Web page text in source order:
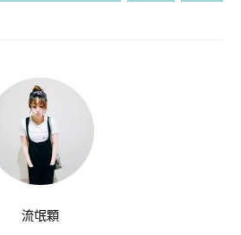
流氓顆